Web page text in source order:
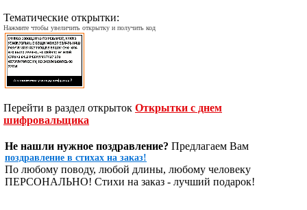
Тематические открытки:
Нажмите чтобы увеличить открытку и получить код
Перейти в раздел открыток Открытки с днем
шифровальщика
Не нашли нужное поздравление? Предлагаем Вам
поздравление в стихах на заказ!
По любому поводу, любой длины, любому человеку
ПЕРСОНАЛЬНО! Стихи на заказ - лучший подарок!